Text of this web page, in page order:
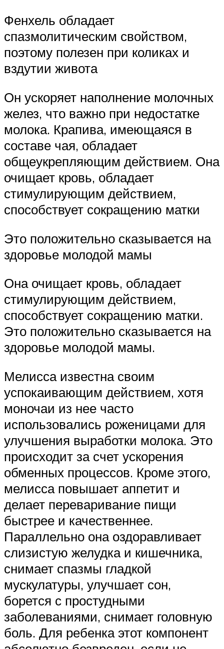
Фенхель обладает
спазмолитическим свойством,
поэтому полезен при коликах и
вздутии живота
Он ускоряет наполнение молочных
желез, что важно при недостатке
молока. Крапива, имеющаяся в
составе чая, обладает
общеукрепляющим действием. Она
очищает кровь, обладает
стимулирующим действием,
способствует сокращению матки
Это положительно сказывается на
здоровье молодой мамы
Она очищает кровь, обладает
стимулирующим действием,
способствует сокращению матки.
Это положительно сказывается на
здоровье молодой мамы.
Мелисса известна своим
успокаивающим действием, хотя
моночаи из нее часто
использовались роженицами для
улучшения выработки молока. Это
происходит за счет ускорения
обменных процессов. Кроме этого,
мелисса повышает аппетит и
делает переваривание пищи
быстрее и качественнее.
Параллельно она оздоравливает
слизистую желудка и кишечника,
снимает спазмы гладкой
мускулатуры, улучшает сон,
борется с простудными
заболеваниями, снимает головную
боль. Для ребенка этот компонент